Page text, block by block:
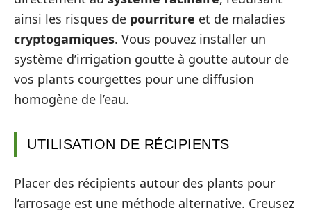
ainsi les risques de pourriture et de maladies
cryptogamiques. Vous pouvez installer un
système d’irrigation goutte à goutte autour de
vos plants courgettes pour une diffusion
homogène de l’eau.
UTILISATION DE RÉCIPIENTS
Placer des récipients autour des plants pour
l’arrosage est une méthode alternative. Creusez